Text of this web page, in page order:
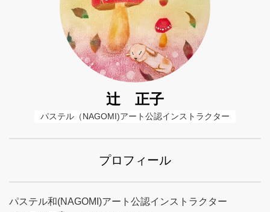
辻 正子
パステル（NAGOMI)アート公認インストラクター
プロフィール
パステル和(NAGOMI)アート公認インストラクター